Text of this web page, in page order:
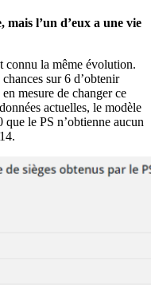
mais l’un d’eux a une vie
connu la même évolution.
sur 6 d’obtenir
mesure de changer ce
actuelles, le modèle
que le PS n’obtienne aucun